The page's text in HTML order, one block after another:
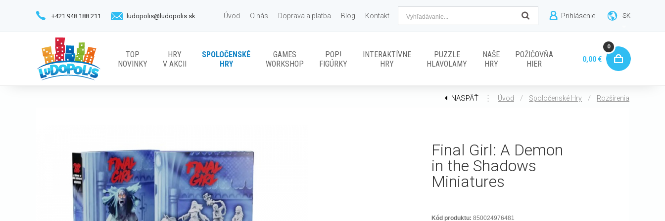
SK
Úvod O nás Doprava a platba Blog Kontakt
TOP
NOVINKY
HRY
V AKCII
SPOLOČENSKÉ
HRY
GAMES
WORKSHOP
POP!
FIGÚRKY
INTERAKTÍVNE
HRY
PUZZLE
HLAVOLAMY
NAŠE
HRY
POŽIČOVŇA
HIER
Prihlásenie
+421 948 188 211 ludopolis@ludopolis.sk
0,00 €
0
NASPÄŤ ⋮ Úvod / Spoločenské Hry / Rozšírenia
Final Girl: A Demon
in the Shadows
Miniatures
Kód produktu: 850024976481